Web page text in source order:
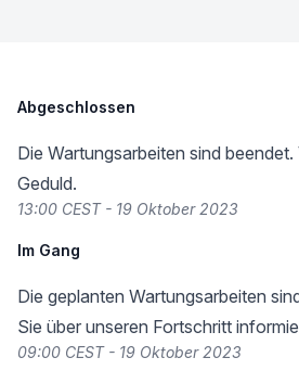
Abgeschlossen
Die Wartungsarbeiten sind
Geduld.
13:00 CEST - 19 Oktober 2023
Im Gang
Die geplanten Wartungsarbeiten
Sie über unseren Fortschritt
09:00 CEST - 19 Oktober 2023